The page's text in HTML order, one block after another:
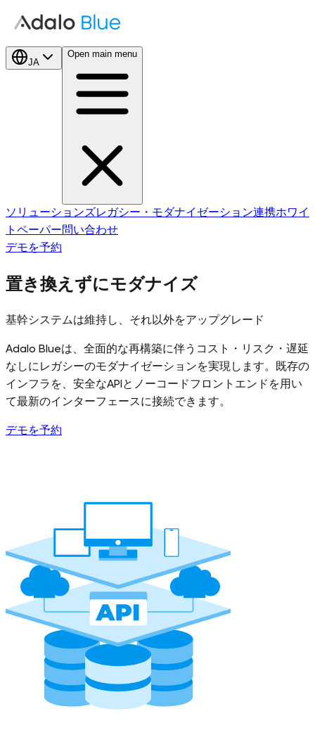
JA
Open main menu
ソリューションズ レガシー・モダナイゼーション連携ホワイ
トペーパー問い合わせ
デモを予約
置き換えずにモダナイズ
基幹システムは維持し、それ以外をアップグレード
Adalo Blueは、全面的な再構築に伴うコスト・リスク・遅延
なしにレガシーのモダナイゼーションを実現します。既存の
インフラを、安全なAPIとノーコードフロントエンドを用い
て最新のインターフェースに接続できます。
デモを予約